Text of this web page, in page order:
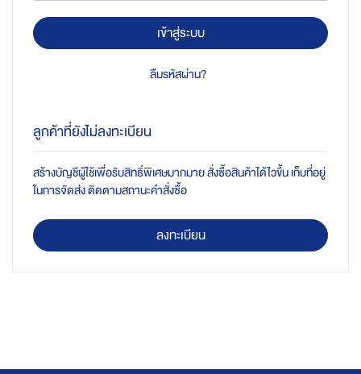
เข้าสู่ระบบ
ลืมรหัสผ่าน?
ลูกค้าที่ยังไม่ลงทะเบียน
สร้างบัญชีผู้ใช้เพื่อรับสิทธิ์พิเศษมากมาย สั่งซื้อสินค้าได้ไวขึ้น เก็บที่อยู่
ในการจัดส่ง ติดตามสถานะคำสั่งซื้อ
ลงทะเบียน